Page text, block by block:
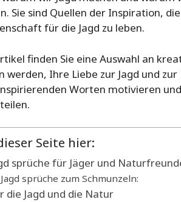
Sie sind Quellen der Inspiration,
für die Jagd zu leben.
finden Sie eine Auswahl an
werden, Ihre Liebe zur Jagd und
Worten motivieren
Seite hier:
sprüche für Jäger und
sprüche zum Schmunzeln:
die Jagd und die Natur